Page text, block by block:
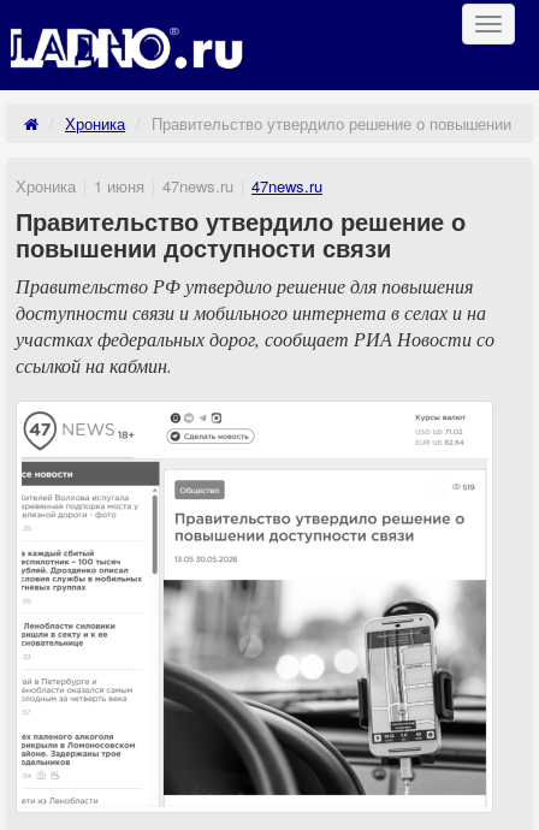
Хроника Правительство утвердило решение о повышении
Хроника 1 июня 47news.ru 47news.ru
Правительство утвердило решение о
повышении доступности связи
Правительство РФ утвердило решение для повышения
доступности связи и мобильного интернета в селах и на
участках федеральных дорог, сообщает РИА Новости со
ссылкой на кабмин.